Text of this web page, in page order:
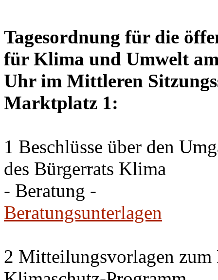
Tagesordnung für die
für Klima und Umwelt
Uhr im Mittleren
Marktplatz 1:
1 Beschlüsse über den
des Bürgerrats Klima
- Beratung -
Beratungsunterlagen
2 Mitteilungsvorlagen zum